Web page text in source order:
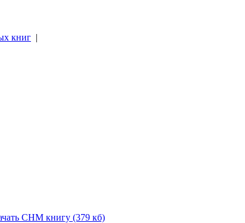
книг |
CHM книгу (379 кб)